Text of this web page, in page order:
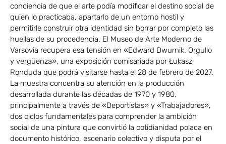
conciencia de que el arte podía modificar el destino social de
quien lo practicaba, apartarlo de un entorno hostil y
permitirle construir otra identidad sin borrar por completo las
huellas de su procedencia. El Museo de Arte Moderno de
Varsovia recupera esa tensión en «Edward Dwurnik. Orgullo
y vergüenza», una exposición comisariada por Łukasz
Ronduda que podrá visitarse hasta el 28 de febrero de 2027.
La muestra concentra su atención en la producción
desarrollada durante las décadas de 1970 y 1980,
principalmente a través de «Deportistas» y «Trabajadores»,
dos ciclos fundamentales para comprender la ambición
social de una pintura que convirtió la cotidianidad polaca en
documento histórico, escenario colectivo y disputa por el